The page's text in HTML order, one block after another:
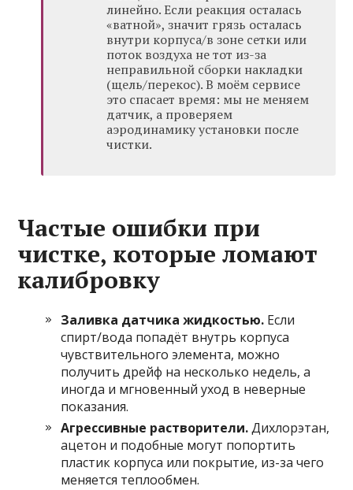
линейно. Если реакция осталась
«ватной», значит грязь осталась
внутри корпуса/в зоне сетки или
поток воздуха не тот из-за
неправильной сборки накладки
(щель/перекос). В моём сервисе
это спасает время: мы не меняем
датчик, а проверяем
аэродинамику установки после
чистки.
Частые ошибки при
чистке, которые ломают
калибровку
Заливка датчика жидкостью. Если
спирт/вода попадёт внутрь корпуса
чувствительного элемента, можно
получить дрейф на несколько недель, а
иногда и мгновенный уход в неверные
показания.
Агрессивные растворители.Дихлорэтан,
ацетон и подобные могут попортить
пластик корпуса или покрытие, из-за чего
меняется теплообмен.